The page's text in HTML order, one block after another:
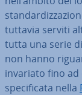
tuttavia serviti
tutta una serie di
non hanno
invariato fino ad
spe­ci­fi­ca­ta nella